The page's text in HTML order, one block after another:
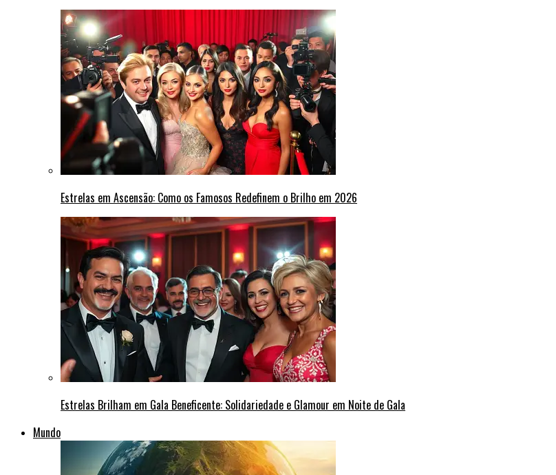
Estrelas em Ascensão: Como os Famosos Redefinem o Brilho em 2026
Estrelas Brilham em Gala Beneficente: Solidariedade e Glamour em Noite de Gala
Mundo